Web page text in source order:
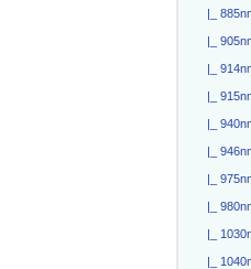
|_
|_
|_
|_
|_
|_
|_
|_
|_
|_